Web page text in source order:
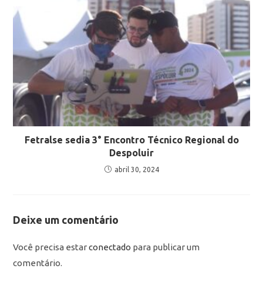
Fetralse sedia 3° Encontro Técnico Regional do
Despoluir
abril 30, 2024
Deixe um comentário
Você precisa estarconectado para publicar um
comentário.